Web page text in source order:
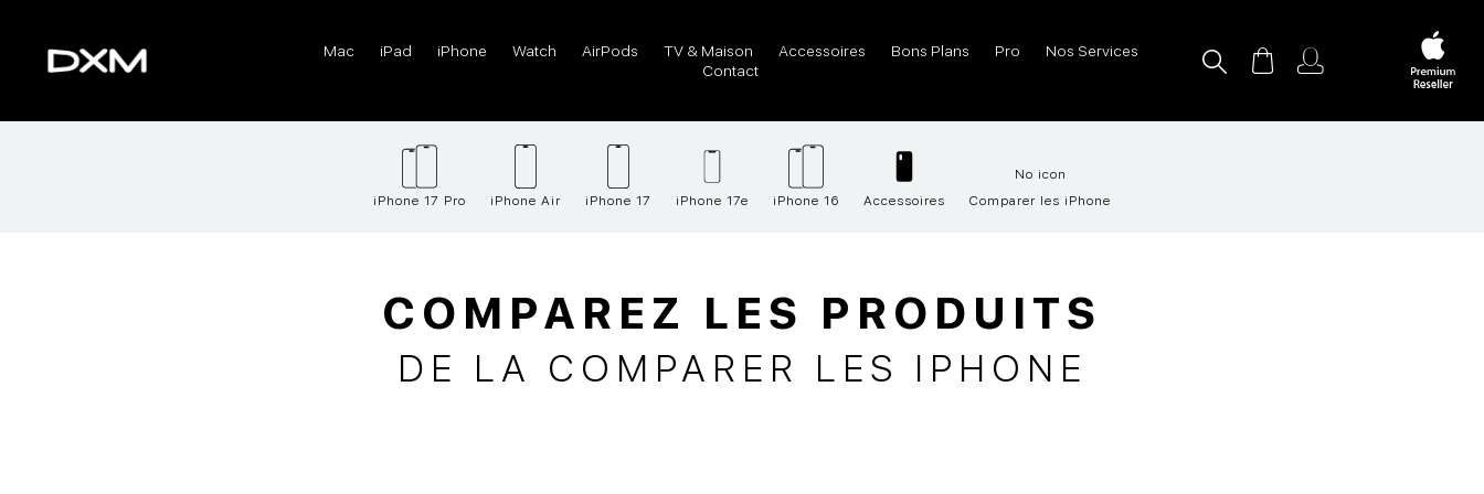
Mac iPad iPhone Watch AirPods TV & Maison Accessoires Bons Plans Pro
Nos Services
Contact
iPhone 17 Pro iPhone Air iPhone 17 iPhone 17e iPhone 16 Accessoires
No icon
Comparer les iPhone
COMPAREZ LES PRODUITS
DE LA COMPARER LES IPHONE